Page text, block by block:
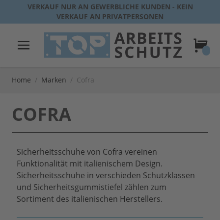
Direkt zum Inhalt
VERKAUF NUR AN GEWERBLICHE KUNDEN - KEIN
VERKAUF AN PRIVATPERSONEN
Home / Marken / Cofra
COFRA
Sicherheitsschuhe von Cofra vereinen
Funktionalität mit italienischem Design.
Sicherheitsschuhe in verschieden Schutzklassen
und Sicherheitsgummistiefel zählen zum
Sortiment des italienischen Herstellers.